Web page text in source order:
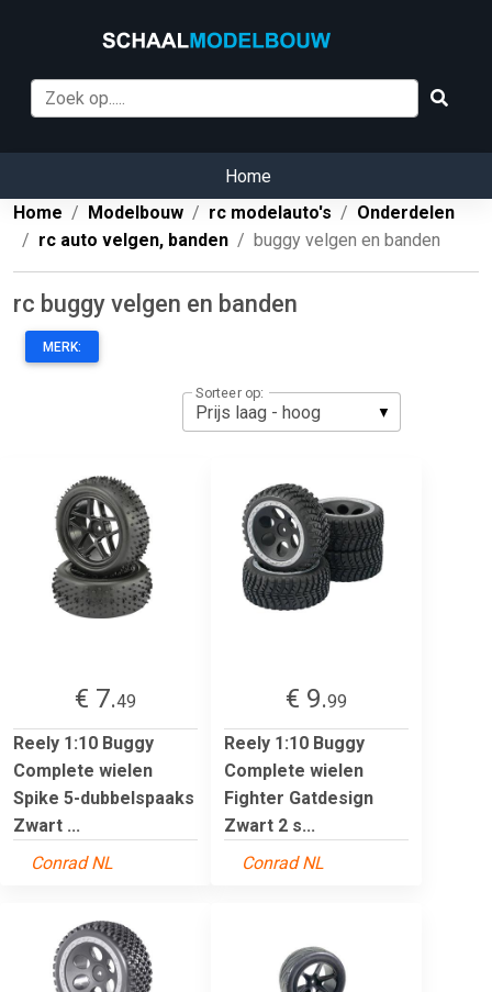
Home
Home
Modelbouw rc modelauto's
Onderdelen
rc auto velgen, banden
buggy velgen en banden
rc buggy velgen en banden
MERK:
Sorteer op:
€ 7.49
Reely 1:10 Buggy
Complete wielen
Spike 5-dubbelspaaks
Zwart ...
Conrad NL
€ 9.99
Reely 1:10 Buggy
Complete wielen
Fighter Gatdesign
Zwart 2 s...
Conrad NL